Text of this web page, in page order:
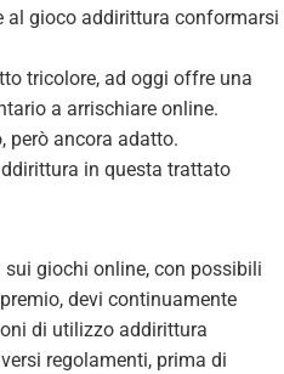
al gioco addirittura conformarsi
tricolore, ad oggi offre una
a arrischiare online.
però ancora adatto.
in questa trattato
giochi online, con possibili
devi continuamente
di utilizzo addirittura
regolamenti, prima di